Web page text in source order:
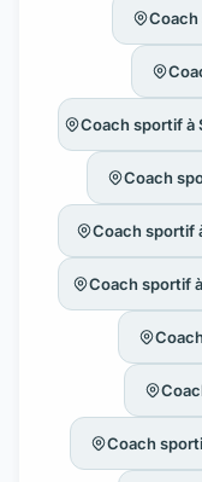
Coach
Coach sportif à
Coach
Coach sportif
Coach sportif
Coach